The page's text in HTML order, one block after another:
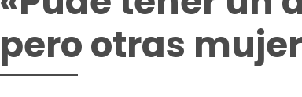
pero otras